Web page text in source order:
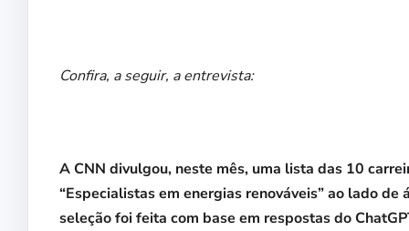
Confira, a seguir, a entrevista:
A CNN divulgou, neste mês, uma lista das 10
“Especialistas em energias renováveis” ao lado
seleção foi feita com base em respostas do